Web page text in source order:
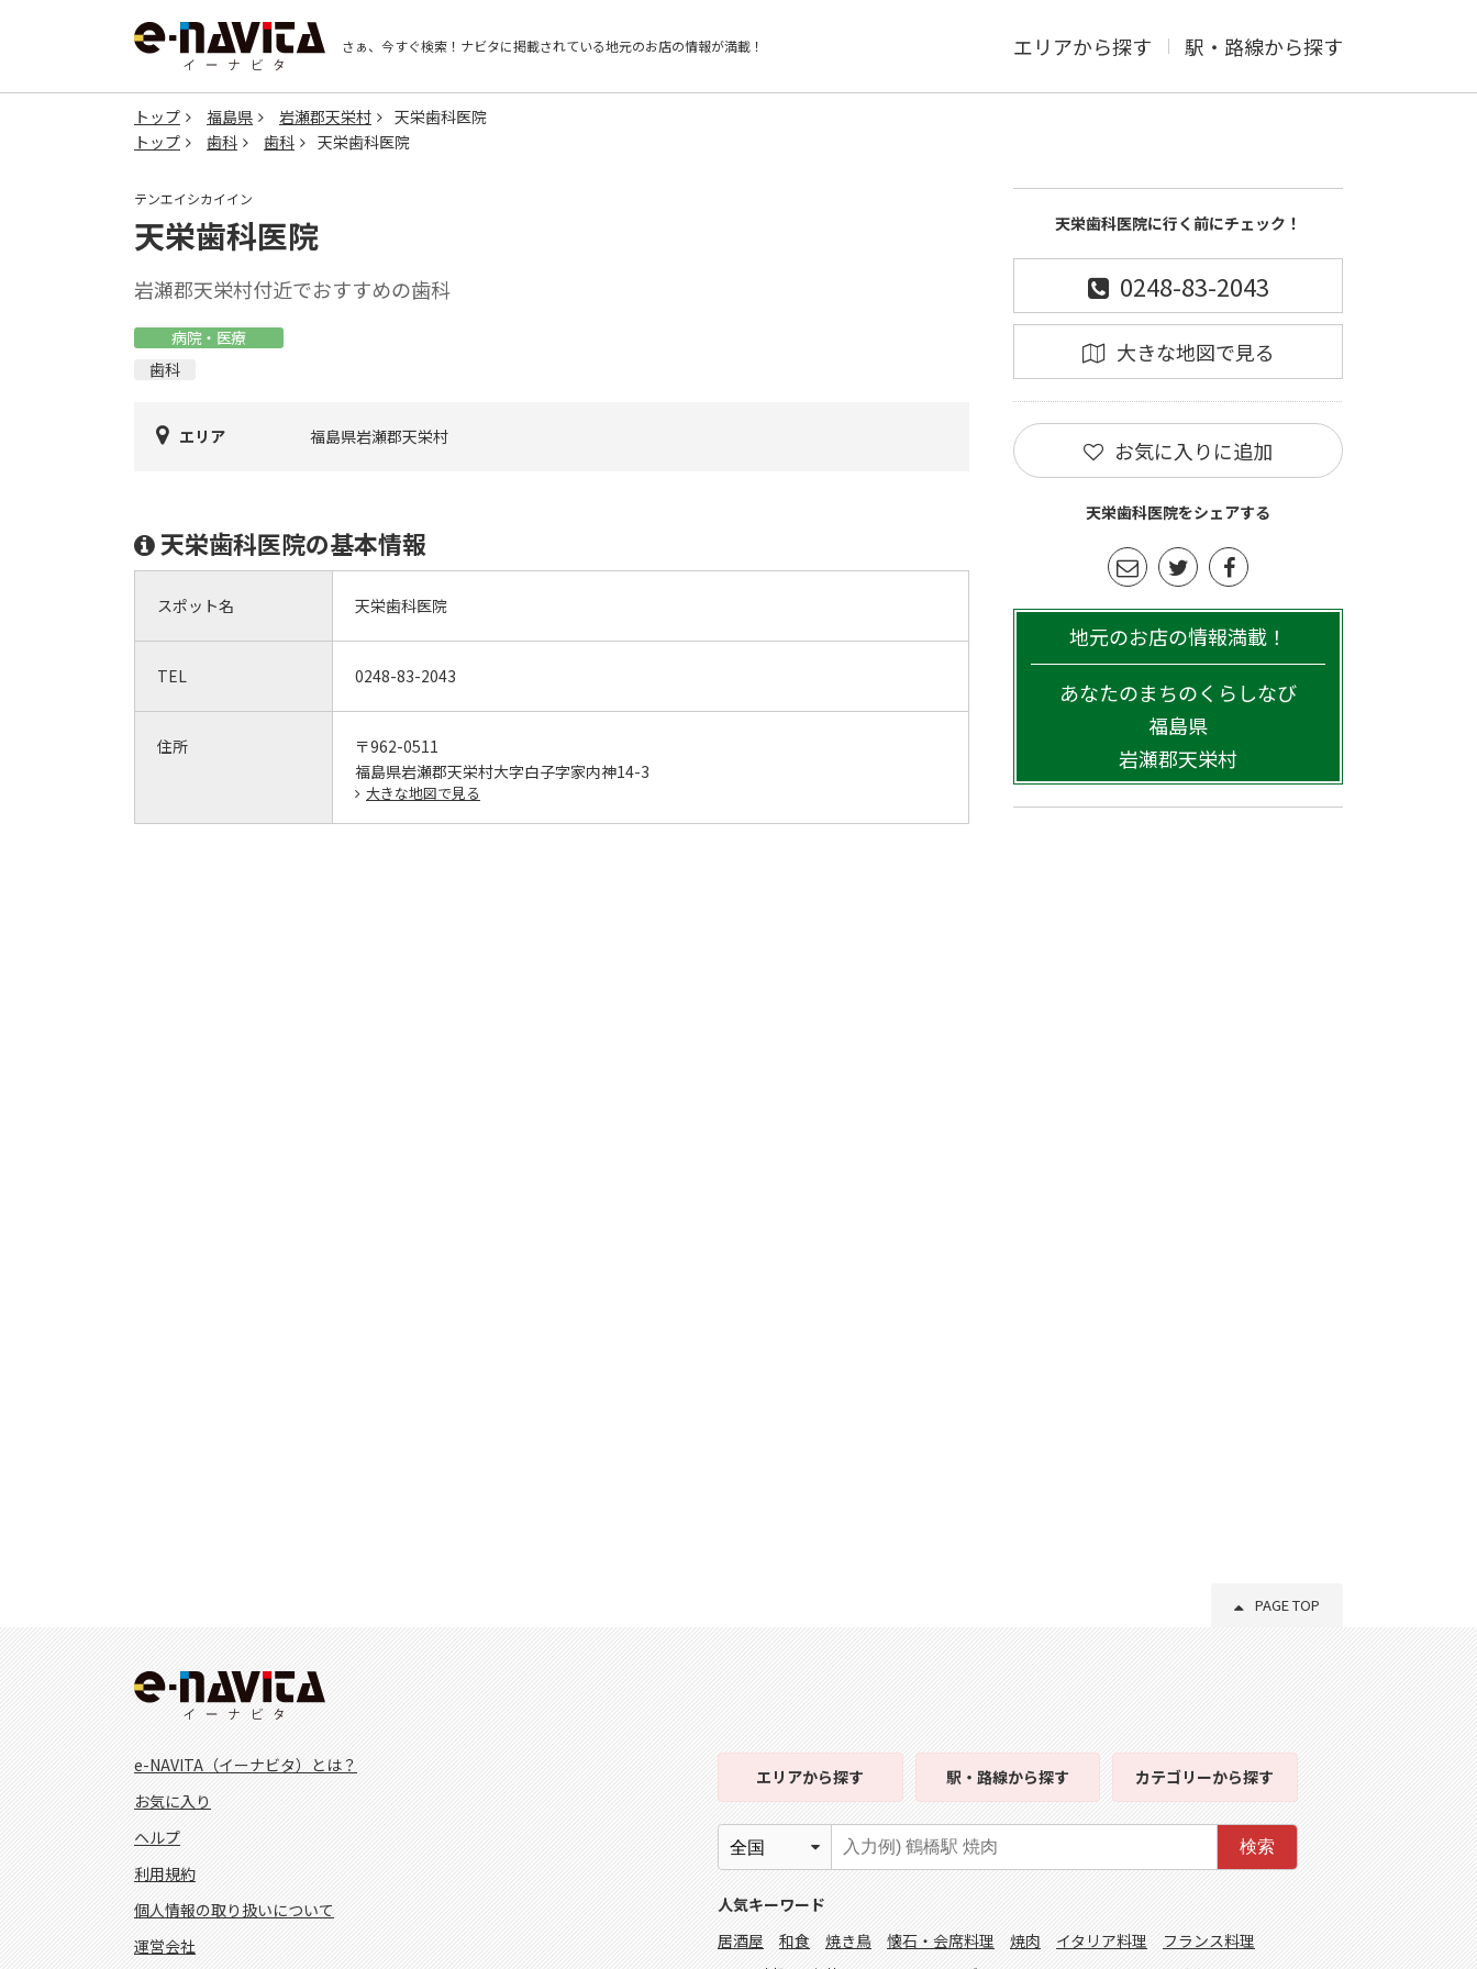
さぁ、今すぐ検索！ ナビタに掲載されている地元のお店の情報が満載！ エリアから探す 駅・路線から探す
トップ 福島県 岩瀬郡天栄村
天栄歯科医院
トップ
歯科 歯科 天栄歯科医院
テンエイシカイイン
天栄歯科医院
岩瀬郡天栄村付近でおすすめの歯科
病院・医療
歯科
エリア 福島県岩瀬郡天栄村
天栄歯科医院の基本情報
スポット名 天栄歯科医院
TEL 0248-83-2043
住所
〒962-0511
福島県岩瀬郡天栄村大字白子字家内神14-3
大きな地図で見る
天栄歯科医院に行く前にチェック！
0248-83-2043
大きな地図で見る
お気に入りに追加
天栄歯科医院をシェアする
地元のお店の情報満載！
あなたのまちのくらしなび
福島県
岩瀬郡天栄村
PAGE TOP
e-NAVITA（イーナビタ）とは？
お気に入り
ヘルプ
利用規約
個人情報の取り扱いについて
運営会社
エリアから探す 駅・路線から探す カテゴリーから探す
検索
人気キーワード
居酒屋
和食 焼き鳥 懐石・会席料理 焼肉 イタリア料理
フランス料理